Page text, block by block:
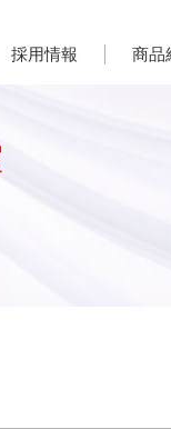
採用情報 商品